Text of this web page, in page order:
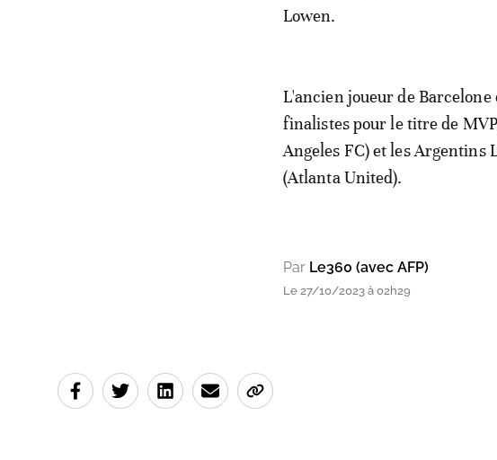
Lowen.
L'ancien joueur de
finalistes pour le titre de
Angeles FC) et les Argentins
(Atlanta United).
Par Le360 (avec AFP)
Le 27/10/2023 à 02h29